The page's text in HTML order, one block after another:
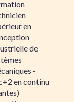
en
de
-
en continu